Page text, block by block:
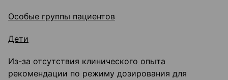
Особые группы пациентов
Дети
Из-за отсутствия клинического опыта
рекомендации по режиму дозирования для